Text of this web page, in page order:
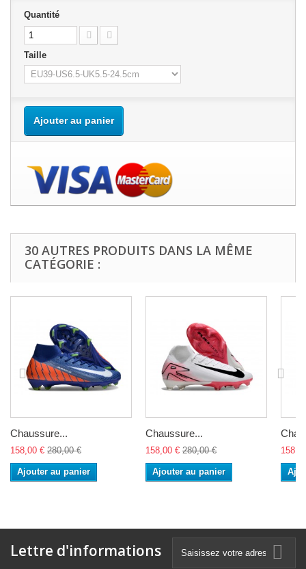
Quantité
Taille
Ajouter au panier
30 AUTRES PRODUITS DANS LA MÊME
CATÉGORIE :
Chaussure...
158,00 € 280,00 €
Ajouter au panier
Chaussure...
158,00 € 280,00 €
Ajouter au panier
Lettre d'informations